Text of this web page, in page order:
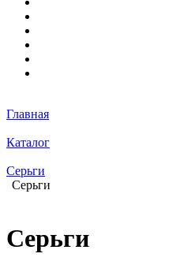
Главная
Каталог
Серьги
Серьги
Серьги